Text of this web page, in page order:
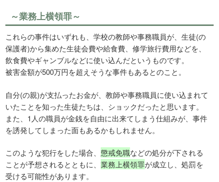
～業務上横領罪～
これらの事件はいずれも、学校の教師や事務職員が、生徒(の
保護者)から集めた生徒会費や給食費、修学旅行費用などを、
飲食費やギャンブルなどに使い込んだというものです。
被害金額が500万円を超えそうな事件もあるとのこと。
自分(の親)が支払ったお金が、教師や事務職員に使い込まれて
いたことを知った生徒たちは、ショックだったと思います。
また、1人の職員が金銭を自由に出来てしまう仕組みが、事件
を誘発してしまった面もあるかもしれません。
このような犯行をした場合、懲戒免職などの処分が下される
ことが予想されるとともに、業務上横領罪が成立し、処罰を
受ける可能性があります。